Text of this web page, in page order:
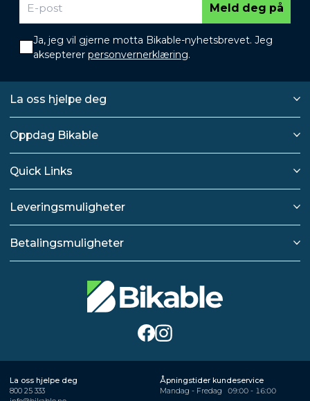
Meld deg på
Ja, jeg vil gjerne motta Bikable-nyhetsbrevet. Jeg
aksepterer personvernerklæring.
La oss hjelpe deg
Oppdag Bikable
Quick Links
Leveringsmuligheter
Betalingsmuligheter
La oss hjelpe deg
800 25 333
Åpningstider kundeservice
Mandag - Fredag
09:00 - 16:00